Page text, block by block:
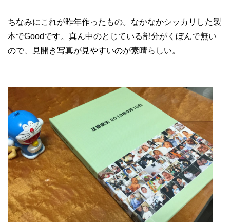
ちなみにこれが昨年作ったもの。なかなかシッカリした製
本でGoodです。真ん中のとじている部分がくぼんで無い
ので、見開き写真が見やすいのが素晴らしい。